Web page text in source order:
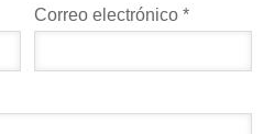
Correo electrónico*